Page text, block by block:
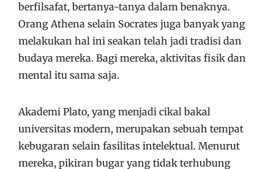
berfilsafat, bertanya-tanya dalam benaknya.
Orang Athena selain Socrates juga banyak yang
melakukan hal ini seakan telah jadi tradisi dan
budaya mereka. Bagi mereka, aktivitas fisik dan
mental itu sama saja.
Akademi Plato, yang menjadi cikal bakal
universitas modern, merupakan sebuah tempat
kebugaran selain fasilitas intelektual. Menurut
mereka, pikiran bugar yang tidak terhubung